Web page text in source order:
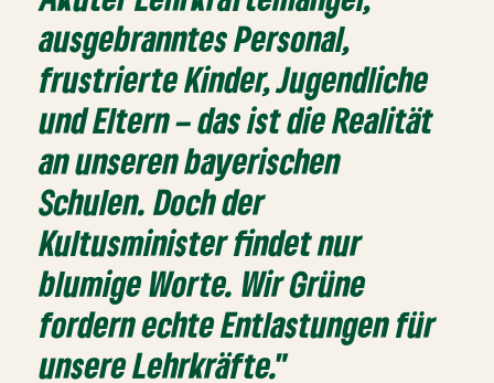
ausgebranntes Personal,
frustrierte Kinder, Jugendliche
und Eltern – das ist die Realität
an unseren bayerischen
Schulen. Doch der
Kultusminister findet nur
blumige Worte. Wir Grüne
fordern echte Entlastungen für
unsere Lehrkräfte."